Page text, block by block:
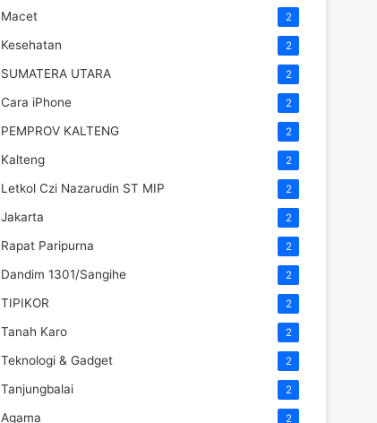
Macet 2
Kesehatan 2
SUMATERA UTARA 2
Cara iPhone 2
PEMPROV KALTENG 2
Kalteng 2
Letkol Czi Nazarudin ST MIP 2
Jakarta 2
Rapat Paripurna 2
Dandim 1301/Sangihe 2
TIPIKOR 2
Tanah Karo 2
Teknologi & Gadget 2
Tanjungbalai 2
Agama 2